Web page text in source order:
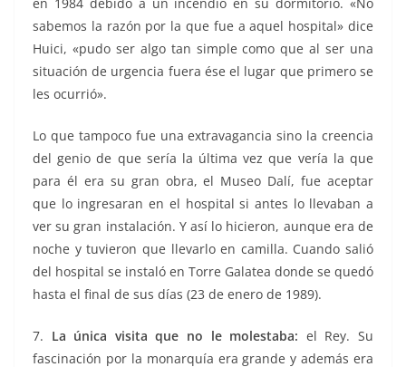
sabemos la razón por la que fue a aquel hospital» dice
Huici, «pudo ser algo tan simple como que al ser una
situación de urgencia fuera ése el lugar que primero se
les ocurrió».
Lo que tampoco fue una extravagancia sino la creencia
del genio de que sería la última vez que vería la que
para él era su gran obra, el Museo Dalí, fue aceptar
que lo ingresaran en el hospital si antes lo llevaban a
ver su gran instalación. Y así lo hicieron, aunque era de
noche y tuvieron que llevarlo en camilla. Cuando salió
del hospital se instaló en Torre Galatea donde se quedó
hasta el final de sus días (23 de enero de 1989).
7. La única visita que no le molestaba: el Rey. Su
fascinación por la monarquía era grande y además era